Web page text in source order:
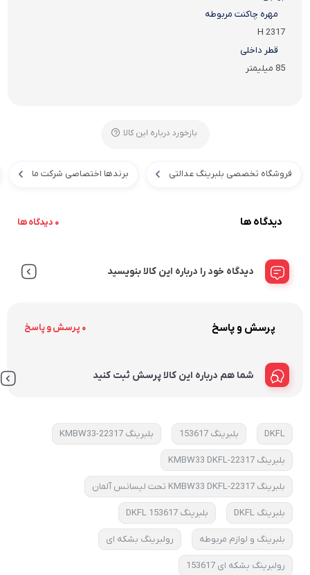
مهره چاکنت مربوطه
H 2317
قطر داخلی
85 میلیمتر
بازخورد درباره این کالا
فروشگاه تخصصی بلبرینگ عدالتی برندها اختصاصی شرکت ما
دیدگاه ها 0 دیدگاه ها
دیدگاه خود را درباره این کالا بنویسید
پرسش و پاسخ 0 پرسش و پاسخ
شما هم درباره این کالا پرسش ثبت کنید
DKFL بلبرینگ 153617 بلبرینگ 22317-KMBW33
بلبرینگ 22317-KMBW33 DKFL
بلبرینگ 22317-KMBW33 DKFL تحت لیسانس آلمان
بلبرینگ DKFL بلبرینگ DKFL 153617
بلبرینگ و لوازم مربوطه رولبرینگ بشکه ای
رولبرینگ بشکه ای 153617